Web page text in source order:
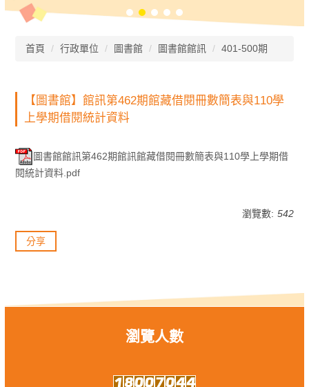
首頁 行政單位 圖書館 圖書館館訊 401-500期
【圖書館】館訊第462期館藏借閱冊數簡表與110學
上學期借閱統計資料
圖書館館訊第462期館訊館藏借閱冊數簡表與110學上學期借
閱統計資料.pdf
瀏覽數: 542
分享
瀏覽人數